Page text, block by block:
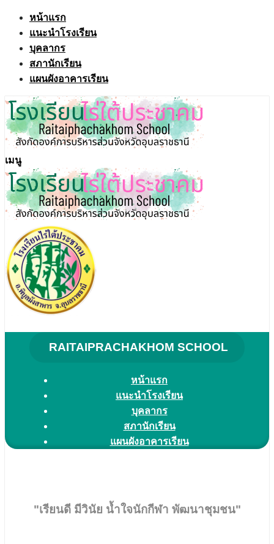
Skip
content
หน้าแรก
แนะนำโรงเรียน
บุคลากร
สภานักเรียน
แผนผังอาคารเรียน
เมนู
RAITAIPRACHAKHOM SCHOOL
หน้าแรก
แนะนำโรงเรียน
บุคลากร
สภานักเรียน
แผนผังอาคารเรียน
"เรียนดี มีวินัย น้ำใจนักกีฬา พัฒนาชุมชน"